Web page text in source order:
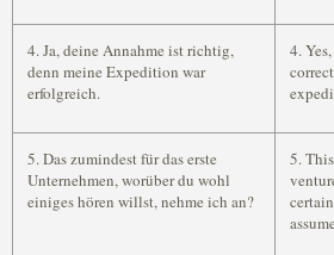
4. Ja, deine Annahme ist richtig,
denn meine Expedition war
erfolgreich.
4.
5. Das zumindest für das erste
Unternehmen, worüber du wohl
einiges hören willst, nehme ich an?
5.